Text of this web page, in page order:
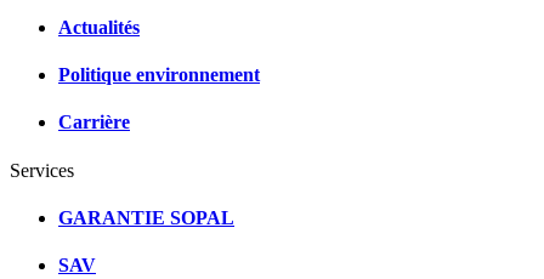
Actualités
Politique environnement
Carrière
Services
GARANTIE SOPAL
SAV